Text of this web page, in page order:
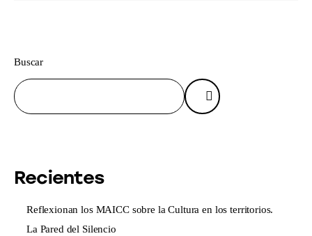
Buscar
Recientes
Reflexionan los MAICC sobre la Cultura en los territorios.
La Pared del Silencio